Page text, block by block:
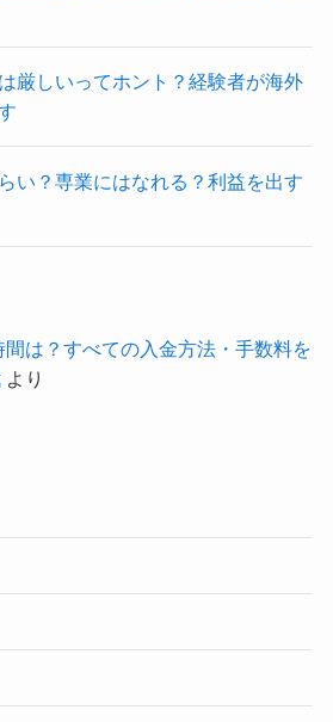
厳しいってホント？経験者が海外
い？専業にはなれる？利益を出す
は？すべての入金方法・手数料を
より